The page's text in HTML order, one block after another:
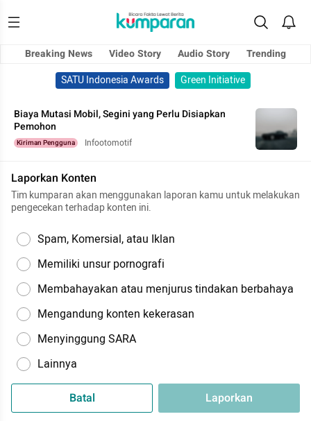
Breaking News Video Story Audio Story
Trending
SATU Indonesia Awards
Green Initiative
Biaya Mutasi Mobil, Segini yang Perlu Disiapkan
Pemohon
Kiriman Pengguna Infootomotif
Laporkan Konten
Tim kumparan akan menggunakan laporan kamu untuk melakukan
pengecekan terhadap konten ini.
Spam, Komersial, atau Iklan
Memiliki unsur pornografi
Membahayakan atau menjurus tindakan berbahaya
Mengandung konten kekerasan
Menyinggung SARA
Lainnya
Batal Laporkan